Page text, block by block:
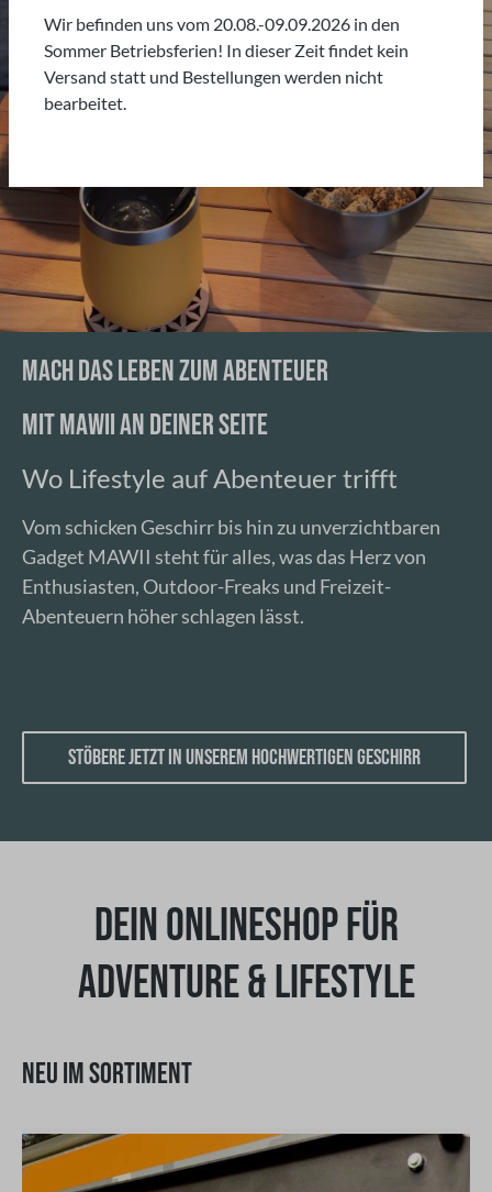
MACH DAS LEBEN ZUM ABENTEUER
MIT MAWII AN DEINER SEITE
Wo Lifestyle auf Abenteuer trifft
Vom schicken Geschirr bis hin zu unverzichtbaren
Gadget MAWII steht für alles, was das Herz von
Enthusiasten, Outdoor-Freaks und Freizeit-
Abenteuern höher schlagen lässt.
Stöbere jetzt in unserem hochwertigen Geschirr
DEIN ONLINESHOP FÜR
ADVENTURE & LIFESTYLE
NEU IM SORTIMENT
Wir befinden uns vom 20.08.-09.09.2026 in den
Sommer Betriebsferien! In dieser Zeit findet kein
Versand statt und Bestellungen werden nicht
bearbeitet.